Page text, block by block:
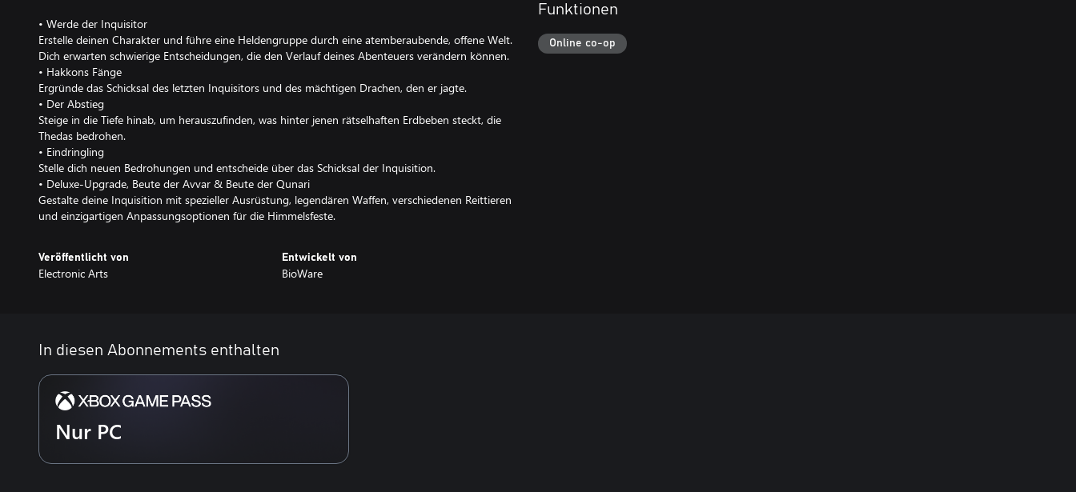
• Werde der Inquisitor
Erstelle deinen Charakter und führe eine Heldengruppe durch eine atemberaubende, offene Welt.
Dich erwarten schwierige Entscheidungen, die den Verlauf deines Abenteuers verändern können.
• Hakkons Fänge
Ergründe das Schicksal des letzten Inquisitors und des mächtigen Drachen, den er jagte.
• Der Abstieg
Steige in die Tiefe hinab, um herauszufinden, was hinter jenen rätselhaften Erdbeben steckt, die
Thedas bedrohen.
• Eindringling
Stelle dich neuen Bedrohungen und entscheide über das Schicksal der Inquisition.
• Deluxe-Upgrade, Beute der Avvar & Beute der Qunari
Gestalte deine Inquisition mit spezieller Ausrüstung, legendären Waffen, verschiedenen Reittieren
und einzigartigen Anpassungsoptionen für die Himmelsfeste.
Veröffentlicht von
Electronic Arts
Entwickelt von
BioWare
Funktionen
Online co-op
In diesen Abonnements enthalten
Nur PC